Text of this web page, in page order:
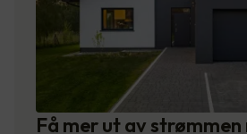
Få mer ut av strømmen